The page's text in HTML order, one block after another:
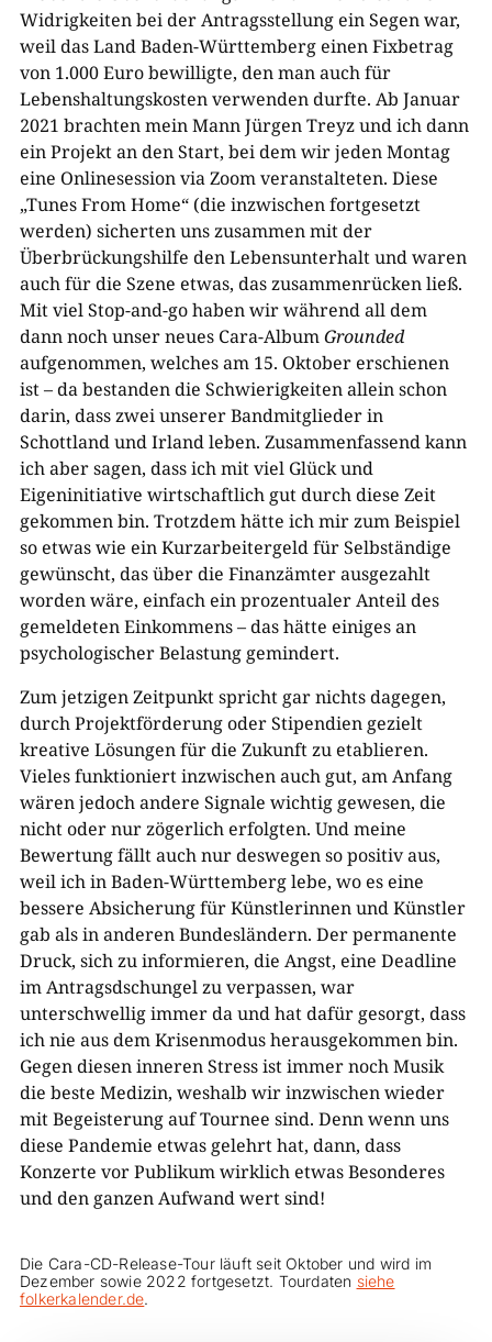
Widrigkeiten bei der Antragsstellung ein Segen war,
weil das Land Baden-Württemberg einen Fixbetrag
von 1.000 Euro bewilligte, den man auch für
Lebenshaltungskosten verwenden durfte. Ab Januar
2021 brachten mein Mann Jürgen Treyz und ich dann
ein Projekt an den Start, bei dem wir jeden Montag
eine Onlinesession via Zoom veranstalteten. Diese
„Tunes From Home“ (die inzwischen fortgesetzt
werden) sicherten uns zusammen mit der
Überbrückungshilfe den Lebensunterhalt und waren
auch für die Szene etwas, das zusammenrücken ließ.
Mit viel Stop-and-go haben wir während all dem
dann noch unser neues Cara-AlbumGrounded
aufgenommen, welches am 15. Oktober erschienen
ist – da bestanden die Schwierigkeiten allein schon
darin, dass zwei unserer Bandmitglieder in
Schottland und Irland leben. Zusammenfassend kann
ich aber sagen, dass ich mit viel Glück und
Eigeninitiative wirtschaftlich gut durch diese Zeit
gekommen bin. Trotzdem hätte ich mir zum Beispiel
so etwas wie ein Kurzarbeitergeld für Selbständige
gewünscht, das über die Finanzämter ausgezahlt
worden wäre, einfach ein prozentualer Anteil des
gemeldeten Einkommens – das hätte einiges an
psychologischer Belastung gemindert.
Zum jetzigen Zeitpunkt spricht gar nichts dagegen,
durch Projektförderung oder Stipendien gezielt
kreative Lösungen für die Zukunft zu etablieren.
Vieles funktioniert inzwischen auch gut, am Anfang
wären jedoch andere Signale wichtig gewesen, die
nicht oder nur zögerlich erfolgten. Und meine
Bewertung fällt auch nur deswegen so positiv aus,
weil ich in Baden-Württemberg lebe, wo es eine
bessere Absicherung für Künstlerinnen und Künstler
gab als in anderen Bundesländern. Der permanente
Druck, sich zu informieren, die Angst, eine Deadline
im Antragsdschungel zu verpassen, war
unterschwellig immer da und hat dafür gesorgt, dass
ich nie aus dem Krisenmodus herausgekommen bin.
Gegen diesen inneren Stress ist immer noch Musik
die beste Medizin, weshalb wir inzwischen wieder
mit Begeisterung auf Tournee sind. Denn wenn uns
diese Pandemie etwas gelehrt hat, dann, dass
Konzerte vor Publikum wirklich etwas Besonderes
und den ganzen Aufwand wert sind!
Die Cara-CD-Release-Tour läuft seit Oktober und wird im
Dezember sowie 2022 fortgesetzt. Tourdaten siehe
folkerkalender.de.